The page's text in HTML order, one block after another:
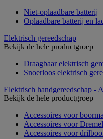
Niet-oplaadbare batterij
Oplaadbare batterij en
Elektrisch gereedschap
Bekijk de hele productgroep
Draagbaar elektrisch
Snoerloos elektrisch
Elektrisch handgereedschap -
Bekijk de hele productgroep
Accessoires voor
Accessoires voor Dremel
Accessoires voor